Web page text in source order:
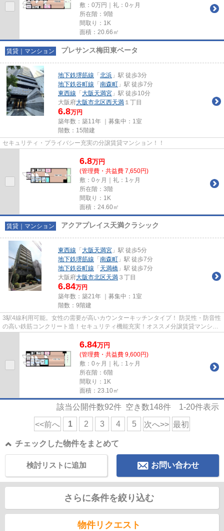
敷：0万円｜礼：0ヶ月
所在階：9階
間取り：1K
面積：20.66㎡
賃貸｜マンション プレサンス梅田東ベータ
地下鉄堺筋線 「 北浜 」駅 徒歩3分
地下鉄谷町線 「 南森町 」駅 徒歩7分
東西線 「 大阪天満宮 」駅 徒歩10分
大阪府大阪市北区西天満 １丁目
6.8万円
築年数：築11年 ｜募集中： 1室
階数：15階建
セキュリティ・プライバシー充実の分譲賃貸マンション！！
6.8万円
(管理費・共益費 7,650円)
敷：0ヶ月｜礼：1ヶ月
所在階：3階
間取り：1K
面積：24.60㎡
賃貸｜マンション アクアプレイス天満クラシック
東西線 「 大阪天満宮 」駅 徒歩5分
地下鉄堺筋線 「 南森町 」駅 徒歩7分
地下鉄谷町線 「 天満橋 」駅 徒歩7分
大阪府大阪市北区天満 ３丁目
6.84万円
築年数：築21年 ｜募集中： 1室
階数：9階建
3駅4線利用可能。女性の需要が高いカウンターキッチンタイプ！ 防災性・防音性
の高い鉄筋コンクリート造！セキュリティ機能充実！オススメ分譲賃貸マンショ
6.84万円
(管理費・共益費 9,600円)
敷：0ヶ月｜礼：1ヶ月
所在階：6階
間取り：1K
面積：23.10㎡
該当公開件数92件 空き数148件 1-20件表示
<<前へ 1 2 3 4 5 次へ>> 最初
チェックした物件をまとめて
お問い合わせ
検討リストに追加
さらに条件を絞り込む
物件リクエスト